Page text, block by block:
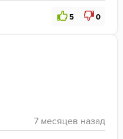
5 0